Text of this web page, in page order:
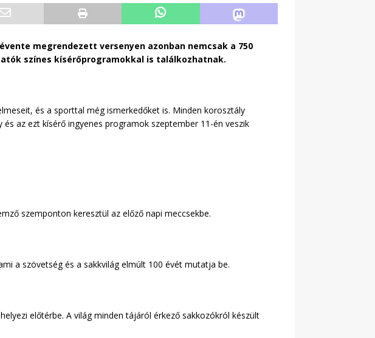
megrendezett versenyen azonban nemcsak a 750
színes kísérőprogramokkal is találkozhatnak.
és a sporttal még ismerkedőket is. Minden korosztály
az ezt kísérő ingyenes programok szeptember 11-én veszik
szemponton keresztül az előző napi meccsekbe.
a szövetség és a sakkvilág elmúlt 100 évét mutatja be.
előtérbe. A világ minden tájáról érkező sakkozókról készült